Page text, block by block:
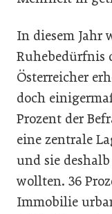
In diesem Jahr
Ruhebedürfnis
Österreicher
doch
Prozent der
eine zentrale
und sie
wollten. 36
Immobilie